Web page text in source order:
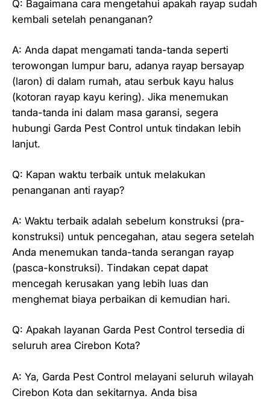
Q: Bagaimana cara mengetahui apakah rayap sudah
kembali setelah penanganan?
A: Anda dapat mengamati tanda-tanda seperti
terowongan lumpur baru, adanya rayap bersayap
(laron) di dalam rumah, atau serbuk kayu halus
(kotoran rayap kayu kering). Jika menemukan
tanda-tanda ini dalam masa garansi, segera
hubungi Garda Pest Control untuk tindakan lebih
lanjut.
Q: Kapan waktu terbaik untuk melakukan
penanganan anti rayap?
A: Waktu terbaik adalah sebelum konstruksi (pra-
konstruksi) untuk pencegahan, atau segera setelah
Anda menemukan tanda-tanda serangan rayap
(pasca-konstruksi). Tindakan cepat dapat
mencegah kerusakan yang lebih luas dan
menghemat biaya perbaikan di kemudian hari.
Q: Apakah layanan Garda Pest Control tersedia di
seluruh area Cirebon Kota?
A: Ya, Garda Pest Control melayani seluruh wilayah
Cirebon Kota dan sekitarnya. Anda bisa